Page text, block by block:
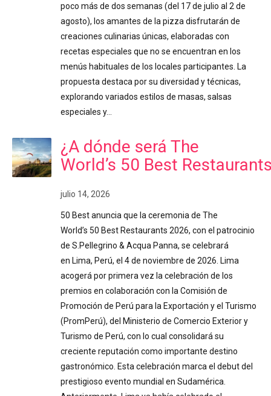
poco más de dos semanas (del 17 de julio al 2 de
agosto), los amantes de la pizza disfrutarán de
creaciones culinarias únicas, elaboradas con
recetas especiales que no se encuentran en los
menús habituales de los locales participantes. La
propuesta destaca por su diversidad y técnicas,
explorando variados estilos de masas, salsas
especiales y…
¿A dónde será The
World’s 50 Best
julio 14, 2026
50 Best anuncia que la ceremonia de The
World’s 50 Best Restaurants 2026, con el patrocinio
de S.Pellegrino & Acqua Panna, se celebrará
en Lima, Perú, el 4 de noviembre de 2026. Lima
acogerá por primera vez la celebración de los
premios en colaboración con la Comisión de
Promoción de Perú para la Exportación y el Turismo
(PromPerú), del Ministerio de Comercio Exterior y
Turismo de Perú, con lo cual consolidará su
creciente reputación como importante destino
gastronómico. Esta celebración marca el debut del
prestigioso evento mundial en Sudamérica.